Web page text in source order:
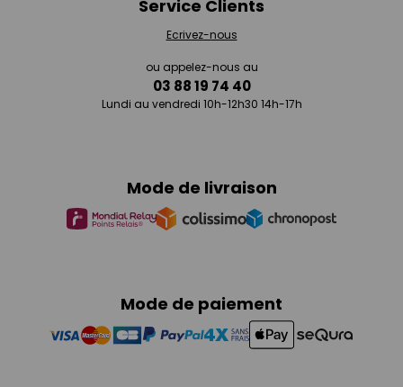
Mode de paiement
Mode de livraison
Service Clients
Ecrivez-nous
ou appelez-nous au
03 88 19 74 40
Lundi au vendredi 10h-12h30 14h-17h